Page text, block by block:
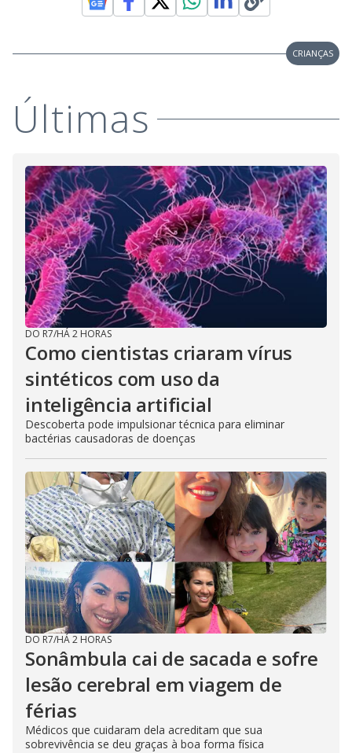
CRIANÇAS
Últimas
DO R7/HÁ 2 HORAS
Como cientistas criaram vírus
sintéticos com uso da
inteligência artificial
Descoberta pode impulsionar técnica para eliminar
bactérias causadoras de doenças
DO R7/HÁ 2 HORAS
Sonâmbula cai de sacada e sofre
lesão cerebral em viagem de
férias
Médicos que cuidaram dela acreditam que sua
sobrevivência se deu graças à boa forma física